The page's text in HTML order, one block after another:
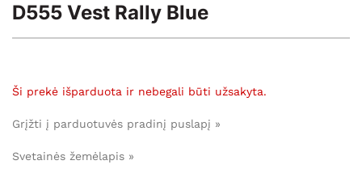
D555 Vest Rally Blue
Ši prekė išparduota ir nebegali būti užsakyta.
Grįžti į parduotuvės pradinį puslapį »
Svetainės žemėlapis »